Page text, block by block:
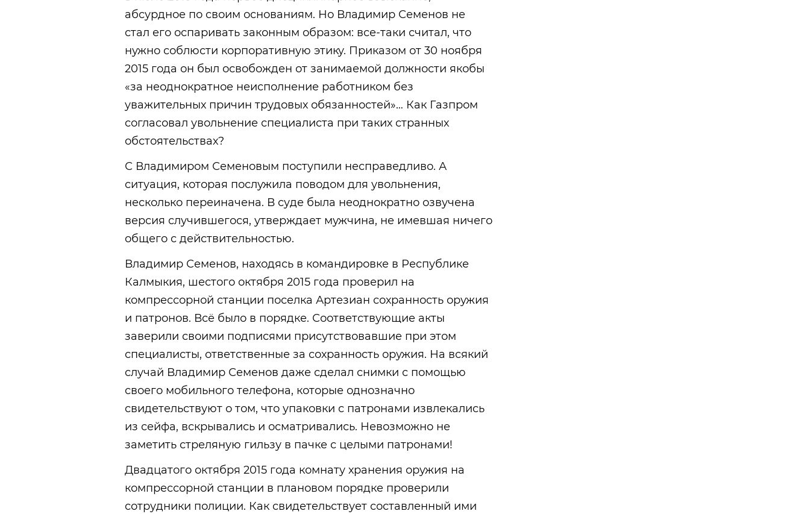
абсурдное по своим основаниям. Но Владимир Семенов не
стал его оспаривать законным образом: все-таки считал, что
нужно соблюсти корпоративную этику. Приказом от 30 ноября
2015 года он был освобожден от занимаемой должности якобы
«за неоднократное неисполнение работником без
уважительных причин трудовых обязанностей»… Как Газпром
согласовал увольнение специалиста при таких странных
обстоятельствах?
С Владимиром Семеновым поступили несправедливо. А
ситуация, которая послужила поводом для увольнения,
несколько переиначена. В суде была неоднократно озвучена
версия случившегося, утверждает мужчина, не имевшая ничего
общего с действительностью.
Владимир Семенов, находясь в командировке в Республике
Калмыкия, шестого октября 2015 года проверил на
компрессорной станции поселка Артезиан сохранность оружия
и патронов. Всё было в порядке. Соответствующие акты
заверили своими подписями присутствовавшие при этом
специалисты, ответственные за сохранность оружия. На всякий
случай Владимир Семенов даже сделал снимки с помощью
своего мобильного телефона, которые однозначно
свидетельствуют о том, что упаковки с патронами извлекались
из сейфа, вскрывались и осматривались. Невозможно не
заметить стреляную гильзу в пачке с целыми патронами!
Двадцатого октября 2015 года комнату хранения оружия на
компрессорной станции в плановом порядке проверили
сотрудники полиции. Как свидетельствует составленный ими